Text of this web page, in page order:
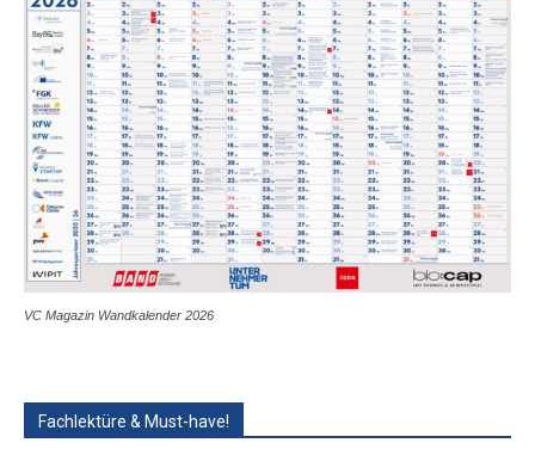
VC Magazin Wandkalender 2026
Fachlektüre & Must-have!